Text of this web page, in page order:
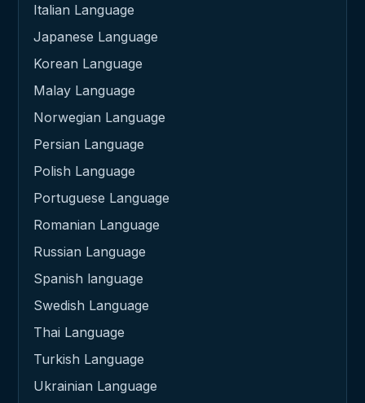
Italian Language
Japanese Language
Korean Language
Malay Language
Norwegian Language
Persian Language
Polish Language
Portuguese Language
Romanian Language
Russian Language
Spanish language
Swedish Language
Thai Language
Turkish Language
Ukrainian Language